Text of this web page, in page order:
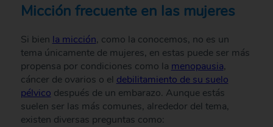
Micción frecuente en las mujeres
Si bien la micción, como la conocemos, no es un
tema únicamente de mujeres, en estas puede ser más
propensa por condiciones como la menopausia,
cáncer de ovarios o el debilitamiento de su suelo
pélvico después de un embarazo. Aunque estás
suelen ser las más comunes, alrededor del tema,
existen diversas preguntas como: